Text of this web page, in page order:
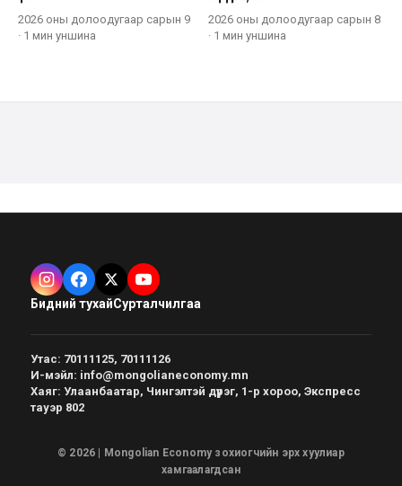
2026 оны долоодугаар сарын 9
· 1 мин уншина
2026 оны долоодугаар сарын 8
· 1 мин уншина
Бидний тухайСурталчилгаа
Утас: 70111125, 70111126
И-мэйл: info@mongolianeconomy.mn
Хаяг: Улаанбаатар, Чингэлтэй дүүрэг, 1-р хороо, Экспресс
тауэр 802
© 2026 | Mongolian Economy зохиогчийн эрх хуулиар
хамгаалагдсан